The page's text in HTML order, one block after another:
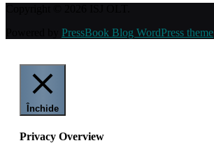
PressBook Blog WordPress theme
Închide
Privacy Overview